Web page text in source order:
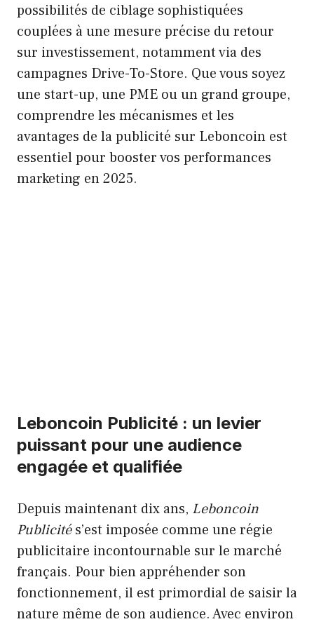
possibilités de ciblage sophistiquées
couplées à une mesure précise du retour
sur investissement, notamment via des
campagnes Drive-To-Store. Que vous soyez
une start-up, une PME ou un grand groupe,
comprendre les mécanismes et les
avantages de la publicité sur Leboncoin est
essentiel pour booster vos performances
marketing en 2025.
Leboncoin Publicité : un levier
puissant pour une audience
engagée et qualifiée
Depuis maintenant dix ans, Leboncoin
Publicités’est imposée comme une régie
publicitaire incontournable sur le marché
français. Pour bien appréhender son
fonctionnement, il est primordial de saisir la
nature même de son audience. Avec environ